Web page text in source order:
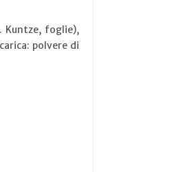
Kuntze, foglie),
polvere di